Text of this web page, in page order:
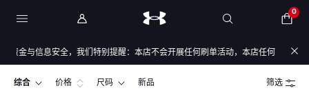
0
资金与信息安全，我们特别提醒：本店不会开展任何刷单活动，本店任何售后/
综合 价格 尺码 新品 筛选